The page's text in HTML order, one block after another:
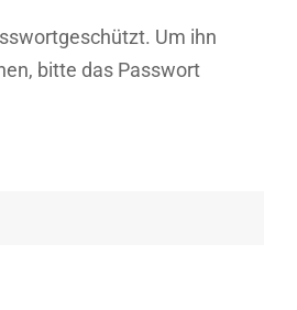
Um ihn
bitte das Passwort